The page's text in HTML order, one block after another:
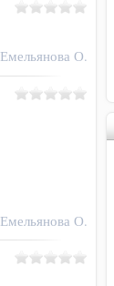
Емельянова О.
Емельянова О.